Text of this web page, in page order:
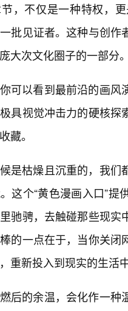
，不仅是一种特权，
批见证者。这种与创
大次文化圈子的一部分
可以看到最前沿的画风
具视觉冲击力的硬核
藏。
是枯燥且沉重的，我
这个“黄色漫画入口”
驰骋，去触碰那些现
的一点在于，当你关
重新投入到现实的生活
后的余温，会化作一